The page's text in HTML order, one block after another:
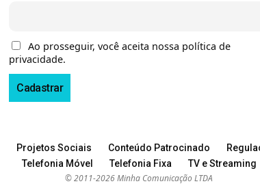
Ao prosseguir, você aceita nossa política de
privacidade.
Projetos Sociais Conteúdo Patrocinado
Telefonia Móvel
Telefonia Fixa TV e Streaming
© 2011-2026 Minha Comunicação LTDA